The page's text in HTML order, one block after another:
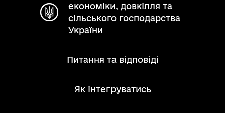
економіки, довкілля та
сільського господарства
України
Питання та відповіді
Як інтегруватись